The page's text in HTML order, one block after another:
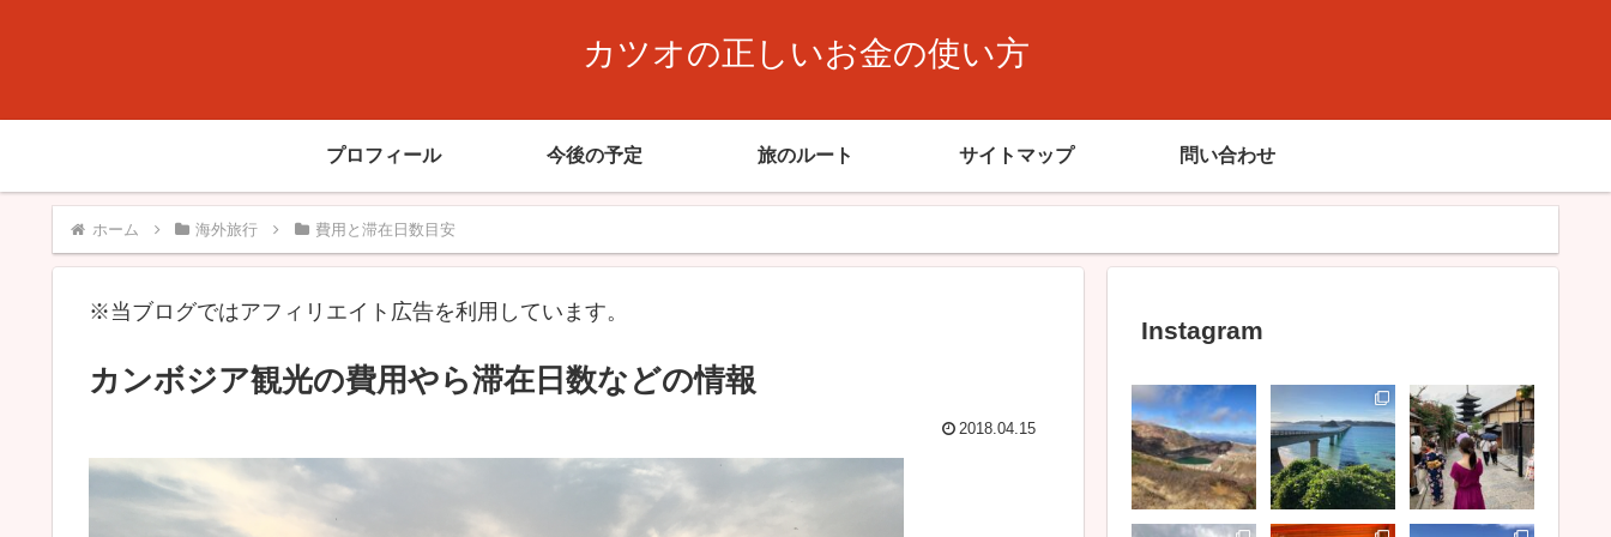
カツオの正しいお金の使い方
プロフィール 今後の予定 旅のルート サイトマップ 問い合わせ
ホーム 海外旅行 費用と滞在日数目安
※当ブログではアフィリエイト広告を利用しています。
カンボジア観光の費用やら滞在日数などの情報
2018.04.15
Instagram